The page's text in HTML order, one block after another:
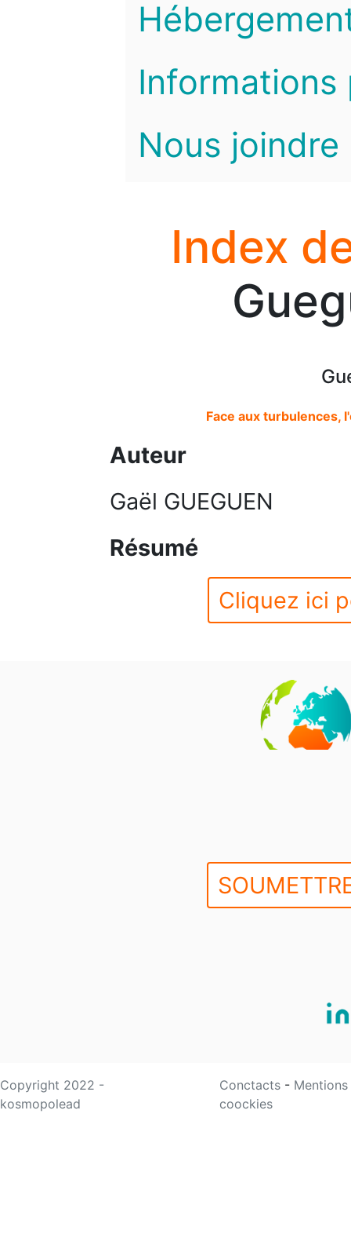
Informations
Nous joindre
Index
Face aux turbulences,
Auteur
Gaël GUEGUEN
Résumé
Cliquez ici
Copyright 2022 -
kosmopolead
Conctacts -
coockies